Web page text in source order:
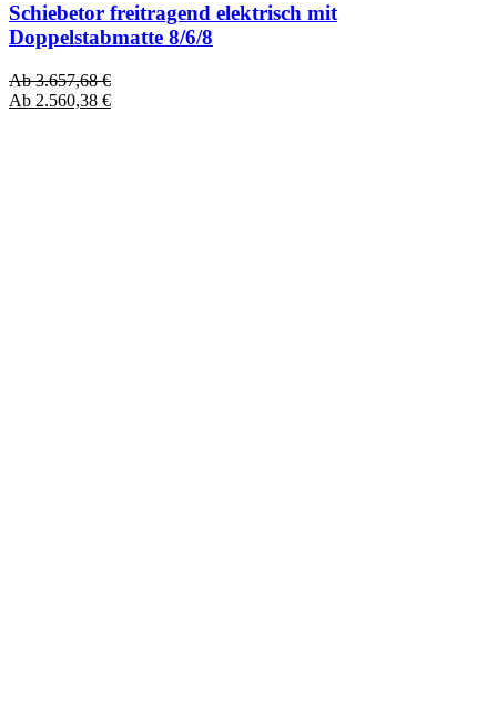
Schiebetor freitragend elektrisch mit
Doppelstabmatte 8/6/8
Ab3.657,68€
Ab 2.560,38 €